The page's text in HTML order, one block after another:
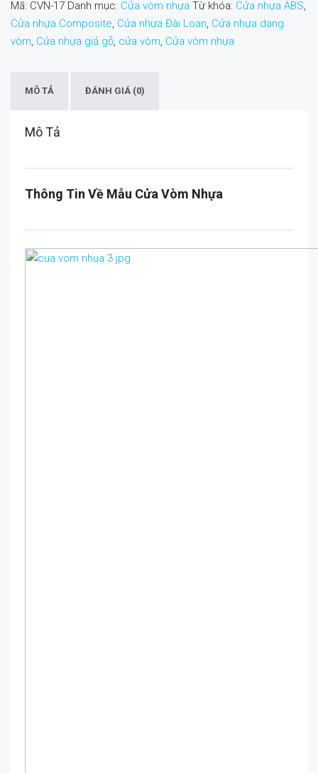
Mã: CVN-17 Danh mục: Cửa vòm nhựa Từ khóa: Cửa nhựa ABS,
Cửa nhựa Composite, Cửa nhựa Đài Loan, Cửa nhựa dạng
vòm, Cửa nhựa giả gỗ, cửa vòm, Cửa vòm nhựa
MÔ TẢ ĐÁNH GIÁ (0)
Mô Tả
Thông Tin Về Mẫu Cửa Vòm Nhựa